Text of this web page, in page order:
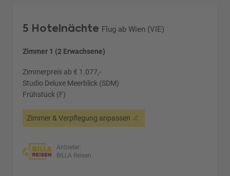
5 Hotelnächte Flug ab Wien (VIE)
Zimmer 1 (2 Erwachsene)
Zimmerpreis ab € 1.077,-
Studio Deluxe Meerblick (SDM)
Frühstück (F)
Zimmer & Verpflegung anpassen
Anbieter:
BILLA Reisen